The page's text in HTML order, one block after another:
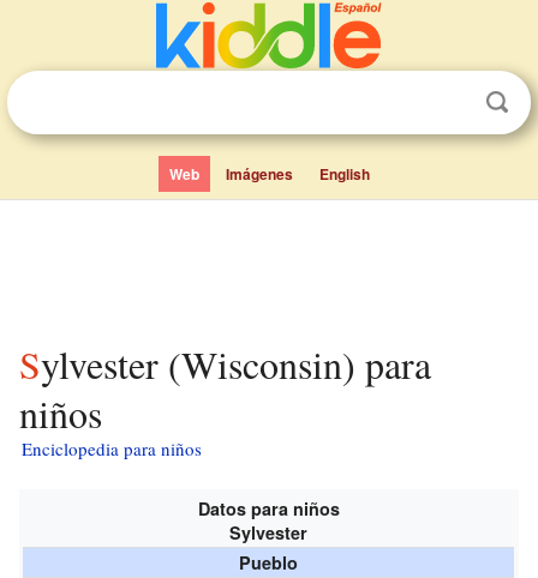
Web Imágenes English
Sylvester (Wisconsin) para
niños
Enciclopedia para niños
Datos para niños
Sylvester
Pueblo